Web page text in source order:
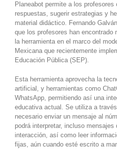
Planeabot permite a los
respuestas, sugerir estrategias y
material didáctico. Fernando
que los profesores han encontrado
la herramienta en el marco del
Mexicana que recientemente
Educación Pública (SEP).
Esta herramienta aprovecha la
artificial, y herramientas como
WhatsApp, permitiendo así una
educativa actual. Se utiliza a
necesario enviar un mensaje al
podrá interpretar, incluso
interacción, así como leer
fijas, aún cuando esté escrito a